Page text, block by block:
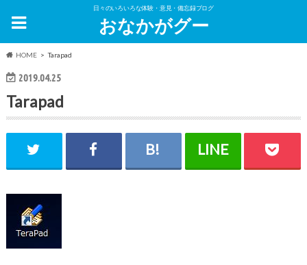
日々のいろいろな体験・意見・備忘録ブログ
おなかがグー
HOME Tarapad
2019.04.25
Tarapad